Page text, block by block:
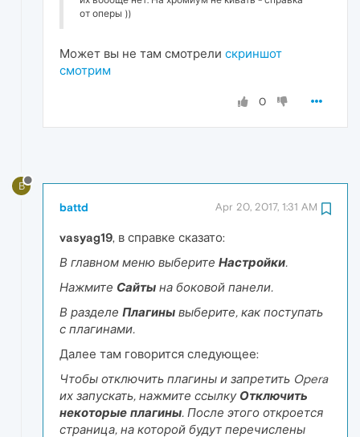
от оперы ))
Может вы не там смотрели скриншот
смотрим
0
B
battd Apr 20, 2017, 1:31 AM
vasyag19, в справке сказато:
В главном меню выберите Настройки.
Нажмите Сайты на боковой панели.
В разделе Плагины выберите, как поступать
с плагинами.
Далее там говорится следующее:
Чтобы отключить плагины и запретить Opera
их запускать, нажмите ссылку Отключить
некоторые плагины. После этого откроется
страница, на которой будут перечислены